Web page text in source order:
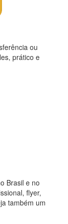
ou
prático e
Brasil e no
flyer,
também um